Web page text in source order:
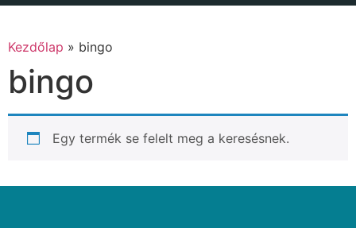
Kezdőlap » bingo
bingo
Egy termék se felelt meg a keresésnek.